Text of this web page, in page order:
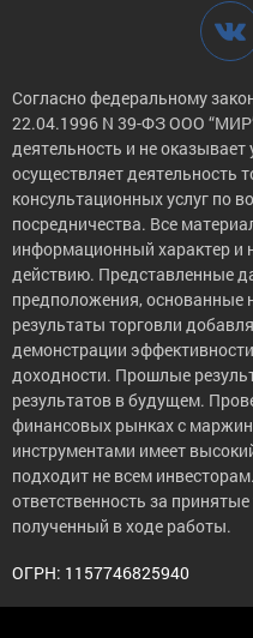
Согласно федеральному
22.04.1996 N 39-ФЗ ООО
деятельность и не
осуществляет деятельность
консультационных услуг по
посредничества. Все
информационный характер и
действию. Представленные
предположения,
результаты торговли
демонстрации
доходности. Прошлые
результатов в будущем.
финансовых рынках с
инструментами имеет
подходит не всем
ответственность за
полученный в ходе работы.
ОГРН: 1157746825940